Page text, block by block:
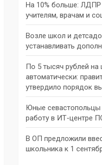
На 10% больше: ЛДПР
учителям, врачам и
Возле школ и
устанавливать
По 5 тысяч рублей на
автоматически:
утвердило порядок
Юные севастопольцы
работу в ИТ-центре
В ОП предложили
школьника к 1